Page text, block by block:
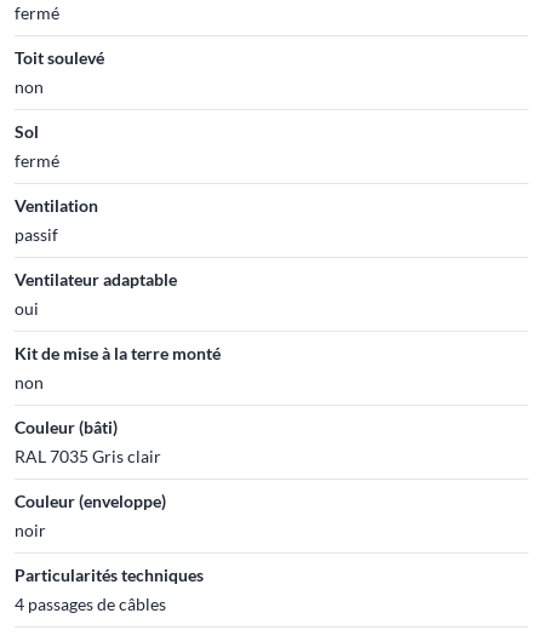
fermé
Toit soulevé
non
Sol
fermé
Ventilation
passif
Ventilateur adaptable
oui
Kit de mise à la terre monté
non
Couleur (bâti)
RAL 7035 Gris clair
Couleur (enveloppe)
noir
Particularités techniques
4 passages de câbles